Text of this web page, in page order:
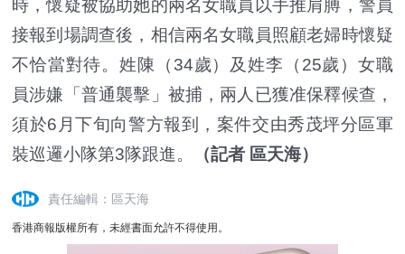
時，懷疑被協助她的兩名女職員以手推肩膊，警員
接報到場調查後，相信兩名女職員照顧老婦時懷疑
不恰當對待。姓陳（34歲）及姓李（25歲）女職
員涉嫌「普通襲擊」被捕，兩人已獲准保釋候查，
須於6月下旬向警方報到，案件交由秀茂坪分區軍
裝巡邏小隊第3隊跟進。
（記者 區天海）
責任編輯：區天海
香港商報版權所有，未經書面允許不得使用。